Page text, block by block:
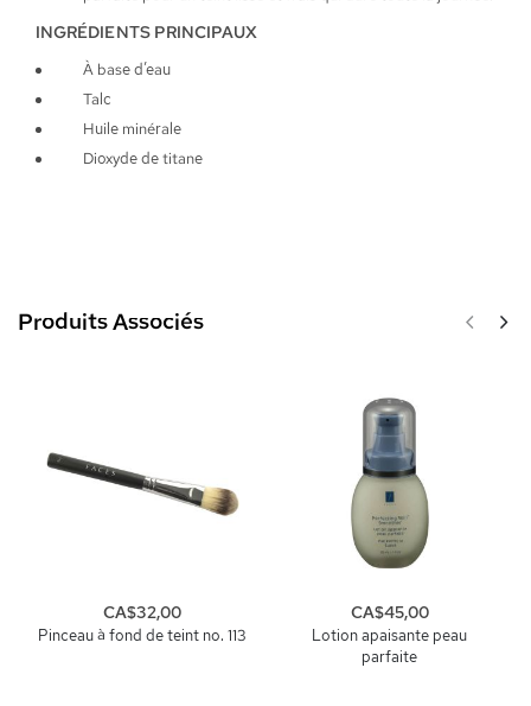
INGRÉDIENTS PRINCIPAUX
À base d’eau
Talc
Huile minérale
Dioxyde de titane
Produits Associés
Pinceau à fond de teint no. 113
CA$32,00
Lotion apaisante peau
parfaite
CA$45,00